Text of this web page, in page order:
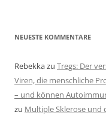
NEUESTE KOMMENTARE
Rebekkazu Tregs: Der
Viren, die menschliche
– und können
zu Multiple Sklerose und